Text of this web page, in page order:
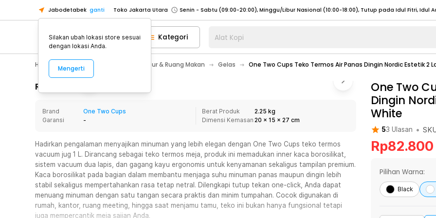
Jabodetabek ganti Toko Jakarta Utara
Toko Tangerang
Toko Cikupa
Pick n Go Jakarta Barat
Senin - Jumat (07:00 - 20:00), Sabtu - Minggu (08:00 - 20:00), Tutup pada Idul Fitri
Pick n Go Bekasi
Senin - Jumat (08:00 - 20:00), Sabtu - Minggu/ Libur Nasional (08:00 - 17:00) Selengkapnya
Senin - Jumat (08:00 - 20:00), Sabtu - Minggu/ Libur Nasional (08:00 - 17:00) Selengkapnya
Senin - Sabtu (09:00-20:00), Minggu/Libur Nasional (12:00-20:00), Tutup pada Idul Fitri
Toko Jakarta Barat
Senin - Sabtu (09:00-20:00), Minggu/Libur Nasional (12:00-20:00), Tutup pada Idul Fitri
Toko Tangerang
Toko Cikupa
Pick n Go Jakarta Barat
Senin - Jumat (07:00 - 20:00), Sabtu - Minggu (08:00 - 20:00), Tutup pada Idul Fitri
Pick n Go Bekasi
Senin - Jumat (08:00 - 20:00), Sabtu - Minggu/ Libur Nasional (08:00 - 17:00) Selengkapnya
Pick n Go Depok
Senin - Jumat (08:00 - 20:00), Sabtu - Minggu/ Libur Nasional (08:00 - 17:00)
Kategori Alat Kopi
Home Appliance Perlengkapan Dapur & Ruang Makan Gelas One Two Cups Teko Termos Air Panas Dingin Nordic Estetik 2
Rincian Produk
Brand
One Two Cups
Garansi
-
Berat Produk
2.25 kg
Dimensi Kemasan 20 x 15 x 27 cm
Hadirkan pengalaman menyajikan minuman yang lebih elegan dengan One Two Cups teko termos
vacuum jug 1 L. Dirancang sebagai teko termos meja, produk ini memadukan inner kaca borosilikat,
sistem vacuum dua lapis, dan gagang kayu ergonomis untuk kenyamanan sekaligus tampilan premium.
Kaca borosilikat pada bagian dalam membantu menjaga suhu minuman panas maupun dingin lebih
stabil sekaligus mempertahankan rasa tetap netral. Dilengkapi tutup tekan one-click, Anda dapat
menuang minuman dengan satu tangan secara praktis dan minim tumpahan. Cocok digunakan di
rumah, kantor, ruang meeting, hingga saat menjamu tamu, teko ini bukan hanya fungsional tetapi
juga mempercantik meja sajian Anda.
One Two
Dingin
White
53 Ulasan •
Rp82.800
Pilihan Warna:
Black
Silakan ubah lokasi store sesuai
dengan lokasi Anda.
Mengerti